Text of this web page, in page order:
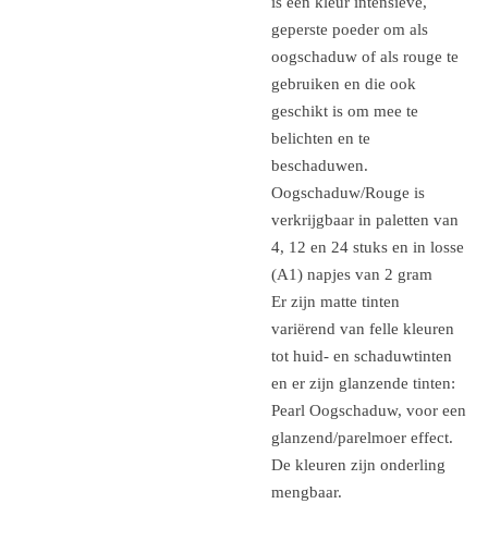
geperste poeder om als
oogschaduw of als rouge te
gebruiken en die ook
geschikt is om mee te
belichten en te
beschaduwen.
Oogschaduw/Rouge is
verkrijgbaar in paletten van
4, 12 en 24 stuks en in losse
(A1) napjes van 2 gram
Er zijn matte tinten
variërend van felle kleuren
tot huid- en schaduwtinten
en er zijn glanzende tinten:
Pearl Oogschaduw, voor een
glanzend/parelmoer effect.
De kleuren zijn onderling
mengbaar.